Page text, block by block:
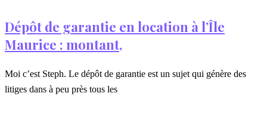
Dépôt de garantie en location à l’Île
Maurice : montant,
Moi c’est Steph. Le dépôt de garantie est un sujet qui génère des
litiges dans à peu près tous les